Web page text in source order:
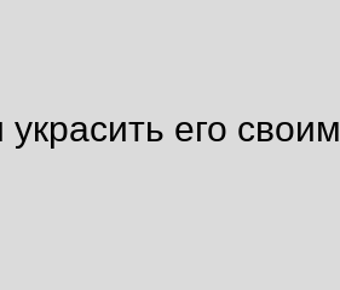
его своим